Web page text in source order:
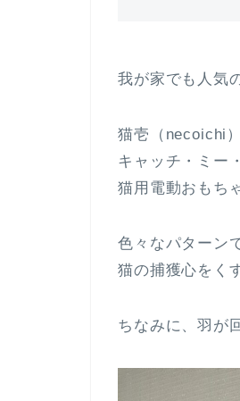
我が家でも人気
猫壱（necoichi）
キャッチ・ミー
猫用電動おもち
色々なパターン
猫の捕獲心をく
ちなみに、羽が